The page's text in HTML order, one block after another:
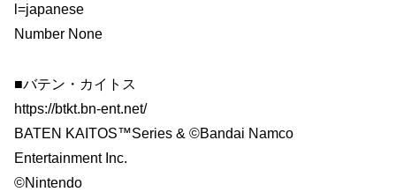
l=japanese
Number None
■バテン・カイトス
https://btkt.bn-ent.net/
BATEN KAITOS™Series & ©Bandai Namco
Entertainment Inc.
©Nintendo